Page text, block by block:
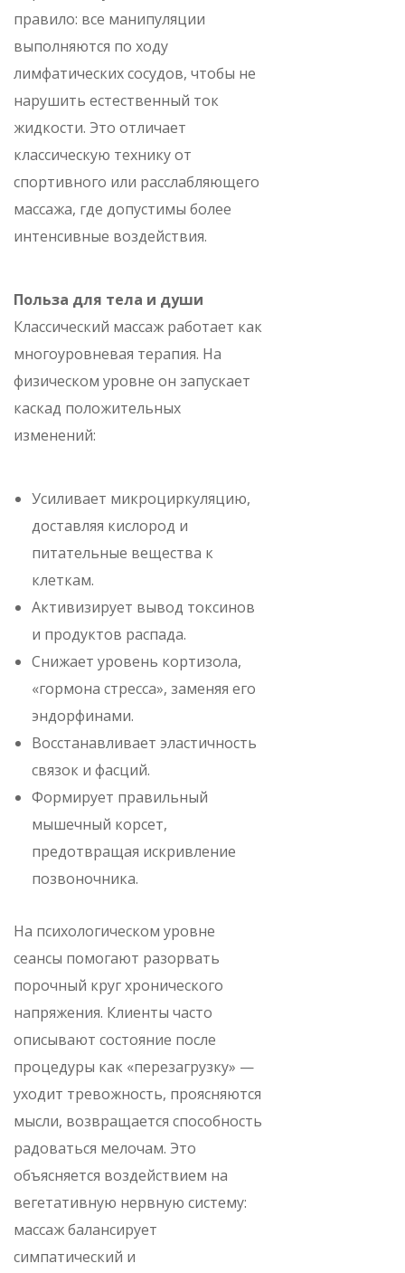
правило: все манипуляции
выполняются по ходу
лимфатических сосудов, чтобы не
нарушить естественный ток
жидкости. Это отличает
классическую технику от
спортивного или расслабляющего
массажа, где допустимы более
интенсивные воздействия.
Польза для тела и души
Классический массаж работает как
многоуровневая терапия. На
физическом уровне он запускает
каскад положительных
изменений:
Усиливает микроциркуляцию,
доставляя кислород и
питательные вещества к
клеткам.
Активизирует вывод токсинов
и продуктов распада.
Снижает уровень кортизола,
«гормона стресса», заменяя его
эндорфинами.
Восстанавливает эластичность
связок и фасций.
Формирует правильный
мышечный корсет,
предотвращая искривление
позвоночника.
На психологическом уровне
сеансы помогают разорвать
порочный круг хронического
напряжения. Клиенты часто
описывают состояние после
процедуры как «перезагрузку» —
уходит тревожность, проясняются
мысли, возвращается способность
радоваться мелочам. Это
объясняется воздействием на
вегетативную нервную систему:
массаж балансирует
симпатический и